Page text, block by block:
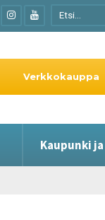
Kaupunki
Verkkokauppa